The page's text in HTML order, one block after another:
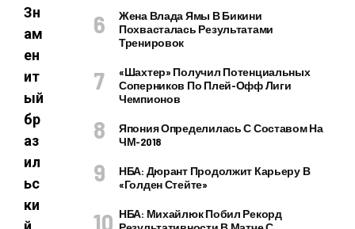
Зн
ам
ен
ит
ый
бр
аз
ил
ьс
ки
Жена Влада Ямы В Бикини
Похвасталась Результатами
Тренировок
«Шахтер» Получил Потенциальных
Соперников По Плей-Офф Лиги
Чемпионов
Япония Определилась С Составом На
ЧМ-2018
НБА: Дюрант Продолжит Карьеру В
«Голден Стейте»
НБА: Михайлюк Побил Рекорд